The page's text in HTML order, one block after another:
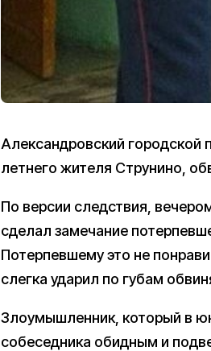
Александровский городской
летнего жителя Струнино,
По версии следствия,
сделал замечание
Потерпевшему это не
слегка ударил по губам
Злоумышленник, который в
собеседника обидным и